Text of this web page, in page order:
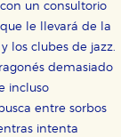
un consultorio
le llevará de la
los clubes de jazz.
demasiado
incluso
entre sorbos
intenta